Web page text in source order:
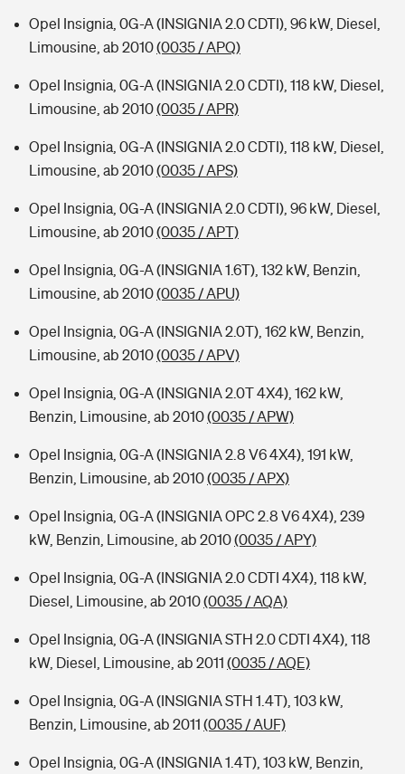
Opel Insignia, 0G-A (INSIGNIA 2.0 CDTI), 96 kW, Diesel,
Limousine, ab 2010(0035 / APQ)
Opel Insignia, 0G-A (INSIGNIA 2.0 CDTI), 118 kW, Diesel,
Limousine, ab 2010(0035 / APR)
Opel Insignia, 0G-A (INSIGNIA 2.0 CDTI), 118 kW, Diesel,
Limousine, ab 2010(0035 / APS)
Opel Insignia, 0G-A (INSIGNIA 2.0 CDTI), 96 kW, Diesel,
Limousine, ab 2010(0035 / APT)
Opel Insignia, 0G-A (INSIGNIA 1.6T), 132 kW, Benzin,
Limousine, ab 2010(0035 / APU)
Opel Insignia, 0G-A (INSIGNIA 2.0T), 162 kW, Benzin,
Limousine, ab 2010(0035 / APV)
Opel Insignia, 0G-A (INSIGNIA 2.0T 4X4), 162 kW,
Benzin, Limousine, ab 2010(0035 / APW)
Opel Insignia, 0G-A (INSIGNIA 2.8 V6 4X4), 191 kW,
Benzin, Limousine, ab 2010(0035 / APX)
Opel Insignia, 0G-A (INSIGNIA OPC 2.8 V6 4X4), 239
kW, Benzin, Limousine, ab 2010(0035 / APY)
Opel Insignia, 0G-A (INSIGNIA 2.0 CDTI 4X4), 118 kW,
Diesel, Limousine, ab 2010(0035 / AQA)
Opel Insignia, 0G-A (INSIGNIA STH 2.0 CDTI 4X4), 118
kW, Diesel, Limousine, ab 2011 (0035 / AQE)
Opel Insignia, 0G-A (INSIGNIA STH 1.4T), 103 kW,
Benzin, Limousine, ab 2011 (0035 / AUF)
Opel Insignia, 0G-A (INSIGNIA 1.4T), 103 kW, Benzin,